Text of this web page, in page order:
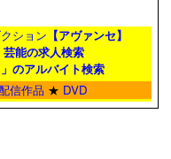
ション 【アヴァンセ】
能の求人検索
のアルバイト検索
信作品 ★ DVD